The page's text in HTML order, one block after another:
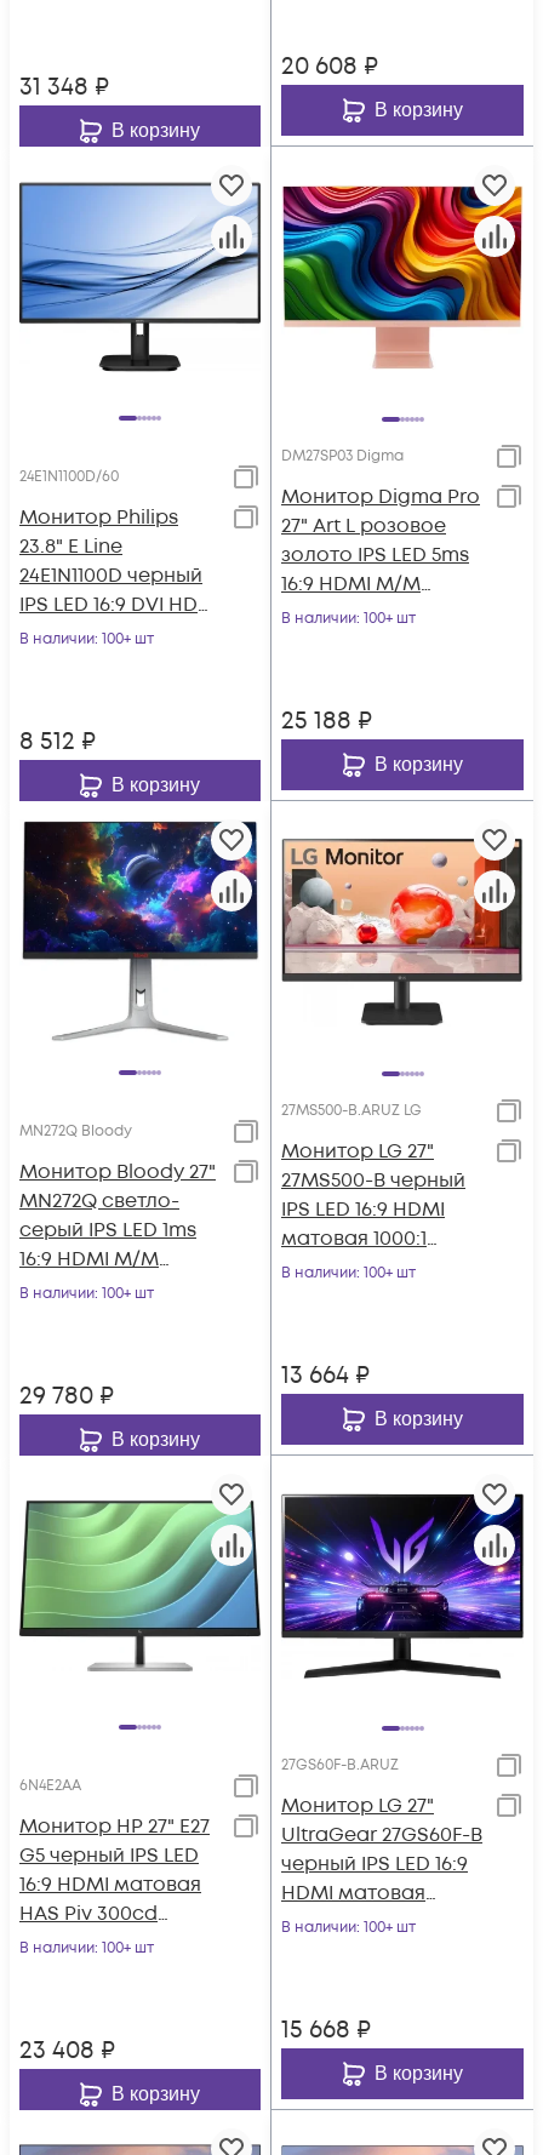
31 348 ₽
В корзину
20 608 ₽
В корзину
24E1N1100D/60
Монитор Philips
23.8" E Line
24E1N1100D черный
IPS LED 16:9 DVI HDMI
матовая 250cd
В наличии: 100+ шт
8 512 ₽
В корзину
DM27SP03 Digma
Монитор Digma Pro
27" Art L розовое
золото IPS LED 5ms
16:9 HDMI M/M
матовая 300cd
В наличии: 100+ шт
25 188 ₽
В корзину
MN272Q Bloody
Монитор Bloody 27"
MN272Q светло-
серый IPS LED 1ms
16:9 HDMI M/M
матовая HAS 400cd
В наличии: 100+ шт
29 780 ₽
В корзину
27MS500-B.ARUZ LG
Монитор LG 27"
27MS500-B черный
IPS LED 16:9 HDMI
матовая 1000:1
250cd 178гр/178гр
В наличии: 100+ шт
13 664 ₽
В корзину
6N4E2AA
Монитор HP 27" E27
G5 черный IPS LED
16:9 HDMI матовая
HAS Piv 300cd
178гр/178гр 1920x1080
В наличии: 100+ шт
23 408 ₽
В корзину
27GS60F-B.ARUZ
Монитор LG 27"
UltraGear 27GS60F-B
черный IPS LED 16:9
HDMI матовая
300cd 178гр/178гр
В наличии: 100+ шт
15 668 ₽
В корзину